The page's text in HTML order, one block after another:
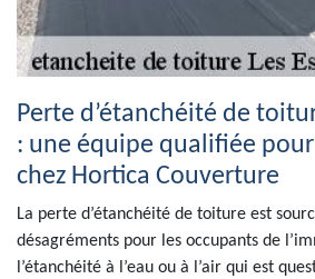
Perte d’étanchéité de
: une équipe qualifiée
chez Hortica Couverture
La perte d’étanchéité de toiture est
désagréments pour les occupants de
l’étanchéité à l’eau ou à l’air qui est